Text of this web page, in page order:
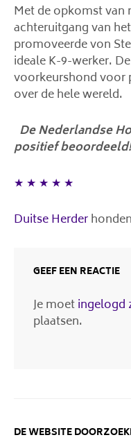
Met de opkomst van
achteruitgang van
promoveerde von
ideale K-9-werker.
voorkeurshond voor
over de hele wereld.
De Nederlandse
positief beoordeeld!
★ ★ ★ ★ ★
Duitse Herder
GEEF EEN REACTIE
Je moetingelogd
plaatsen.
DE WEBSITE